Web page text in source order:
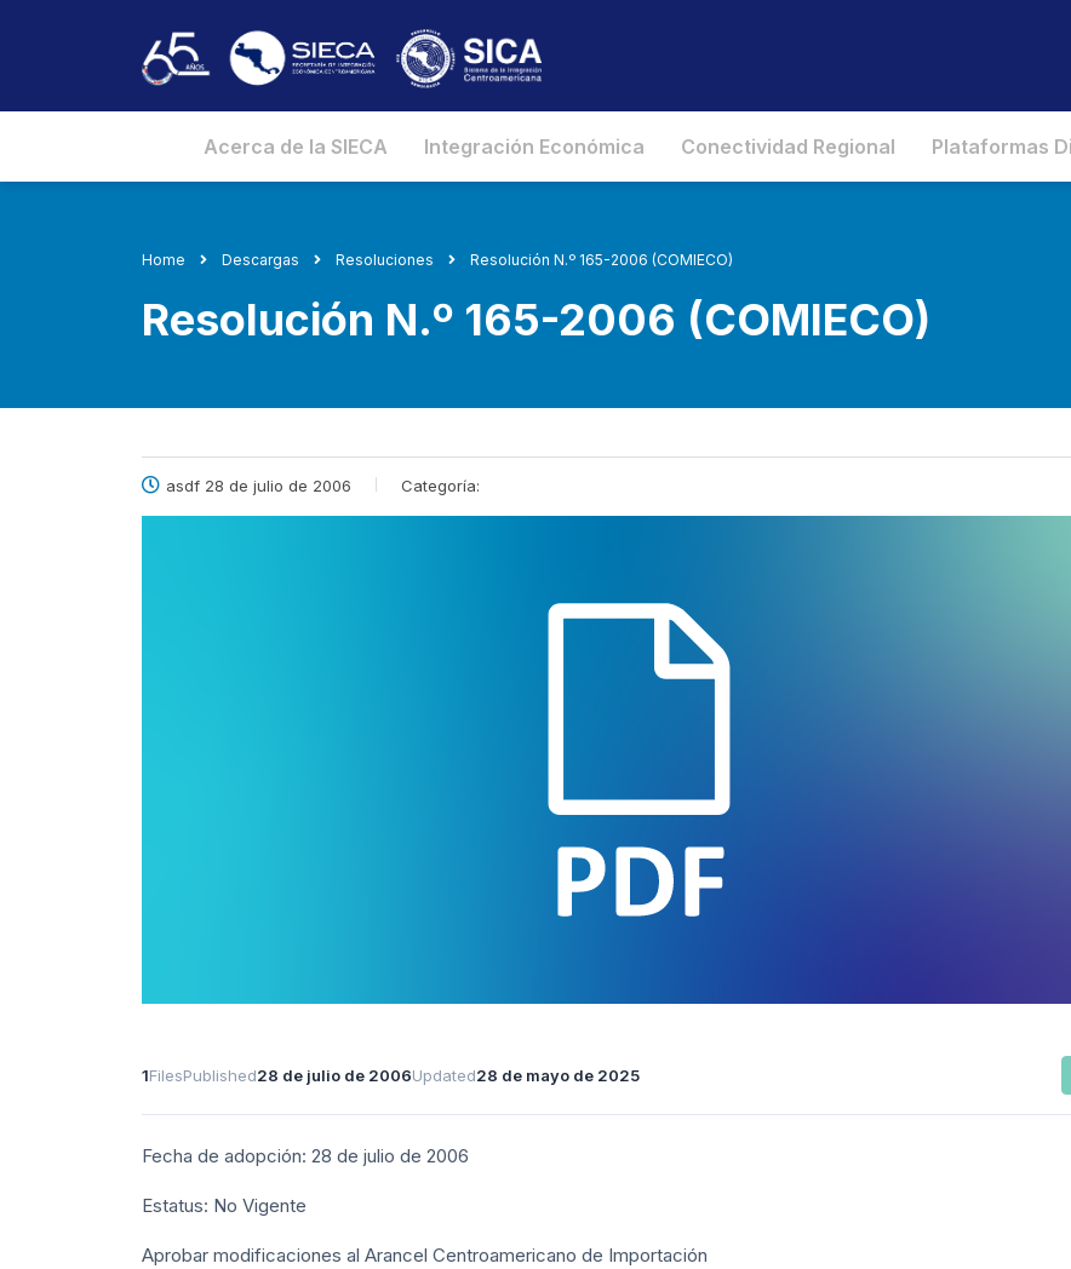
Acerca de la SIECA Integración Económica Conectividad Regional Plataformas
Home Descargas Resoluciones Resolución N.º 165-2006 (COMIECO)
Resolución N.º 165-2006 (COMIECO)
asdf 28 de julio de 2006 Categoría:
1FilesPublished28 de julio de 2006Updated28 de mayo de 2025
Fecha de adopción: 28 de julio de 2006
Estatus: No Vigente
Aprobar modificaciones al Arancel Centroamericano de Importación